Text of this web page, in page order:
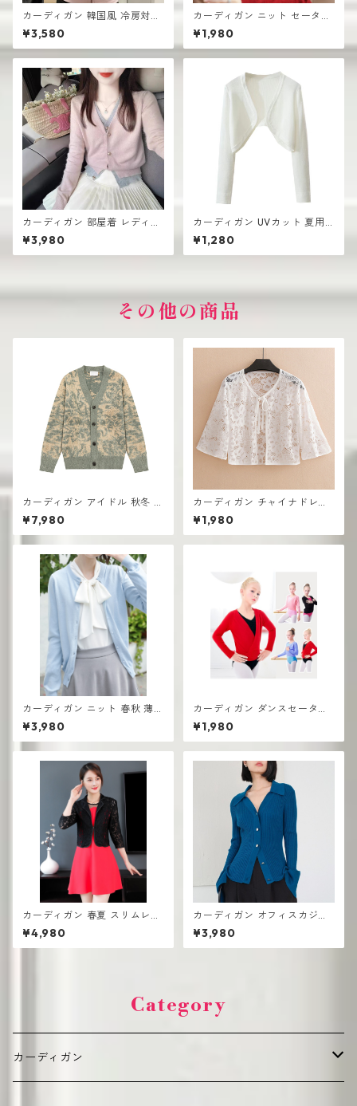
カーディガン 韓国風 冷房対策
ルームウェア レディース 羽織
り
¥3,580
カーディガン ニット セーター
レディース おしゃれ 可愛い シ
ンプル
¥1,980
カーディガン 部屋着 レディー
ス 薄手 高見え シンプル おし
ゃれ 韓国風
¥3,980
カーディガン UVカット 夏用
レディース ざっくり シンプル
おしゃれ
¥1,280
その他の商品
カーディガン アイドル 秋冬 新
作 おしゃれな ニット vネック
シングルボタン
¥7,980
カーディガン チャイナドレス
スカート ニットトップ UV対
策
¥1,980
カーディガン ニット 春秋 薄手
ラウンドネック トップコット
ン
¥3,980
カーディガン ダンスセーター
春秋 ウォームジャケット 練習
スーツ 子供用 スモールダンス
ショール長袖 ニット
¥1,980
カーディガン 春夏 スリムレー
ス ショートジャケット スモー
ルスーツ
¥4,980
カーディガン オフィスカジュ
アル 高見え シンプル 韓国風
¥3,980
Category
カーディガン